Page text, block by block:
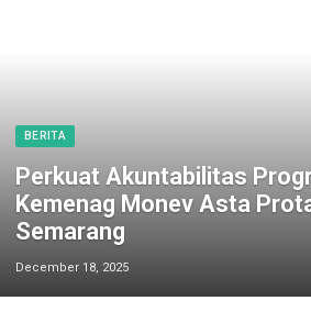
BERITA
Perkuat Akuntabilitas
Kemenag Monev Asta
Semarang
December 18, 2025